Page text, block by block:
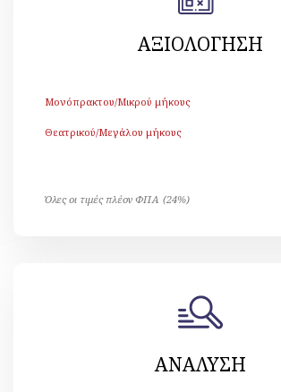
ΑΞΙΟΛΟΓΗΣΗ
Μονόπρακτου/Μικρού μήκους
Θεατρικού/Μεγάλου μήκους
Όλες οι τιμές πλέον ΦΠΑ (24%)
ΑΝΑΛΥΣΗ